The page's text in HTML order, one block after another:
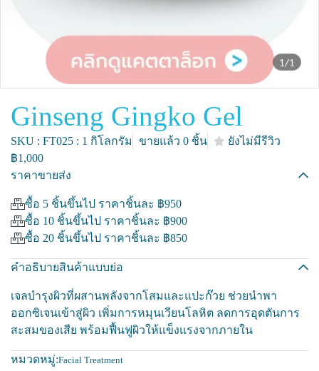
1/1
Ginseng Gingko Gel
SKU : FT025 : 1 กิโลกรัม ขายแล้ว 0 ชิ้น
ยังไม่มีรีวิว
฿1,000
ราคาขายส่ง
ซื้อ 5 ชิ้นขึ้นไป ราคาชิ้นละ ฿950
ซื้อ 10 ชิ้นขึ้นไป ราคาชิ้นละ ฿900
ซื้อ 20 ชิ้นขึ้นไป ราคาชิ้นละ ฿850
คำอธิบายสินค้าแบบย่อ
เจลบำรุงผิวที่ผสานพลังจากโสมและแปะก๊วย ช่วยนำพา
ออกซิเจนเข้าสู่ผิว เพิ่มการหมุนเวียนโลหิต ลดการอุดตันการ
สะสมของเสีย พร้อมฟื้นฟูผิวให้แข็งแรงจากภายใน
หมวดหมู่:Facial Treatment